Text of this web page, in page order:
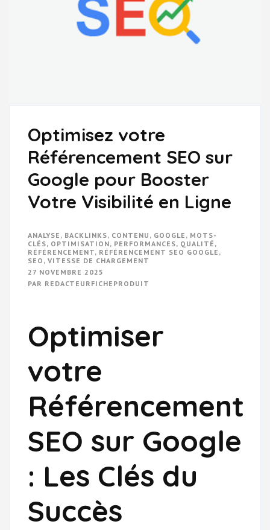
Optimisez votre
Référencement SEO sur
Google pour Booster
Votre Visibilité en Ligne
ANALYSE , BACKLINKS, CONTENU , GOOGLE , MOTS-
CLÉS, OPTIMISATION, PERFORMANCES, QUALITÉ ,
RÉFÉRENCEMENT, RÉFÉRENCEMENT SEO GOOGLE ,
SEO , VITESSE DE CHARGEMENT
27 NOVEMBRE 2025
PAR REDACTEURFICHEPRODUIT
Optimiser
votre
Référencement
SEO sur Google
: Les Clés du
Succès